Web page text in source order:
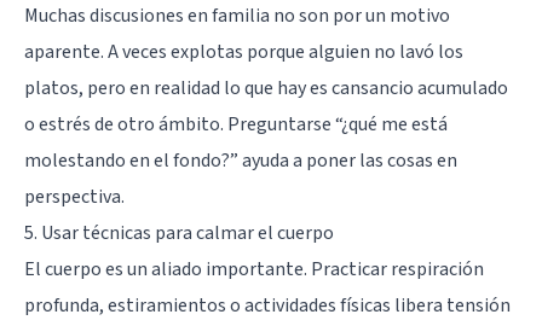
Muchas discusiones en familia no son por un motivo
aparente. A veces explotas porque alguien no lavó los
platos, pero en realidad lo que hay es cansancio acumulado
o estrés de otro ámbito. Preguntarse “¿qué me está
molestando en el fondo?” ayuda a poner las cosas en
perspectiva.
5. Usar técnicas para calmar el cuerpo
El cuerpo es un aliado importante. Practicar respiración
profunda, estiramientos o actividades físicas libera tensión